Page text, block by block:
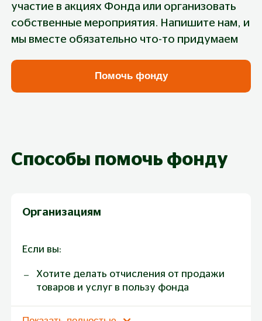
участие в акциях Фонда или организовать
собственные мероприятия. Напишите нам, и
мы вместе обязательно что-то придумаем
Помочь фонду
Способы помочь фонду
Организациям
Если вы:
Хотите делать отчисления от продажи
товаров и услуг в пользу фонда
Хотите провести корпоративное